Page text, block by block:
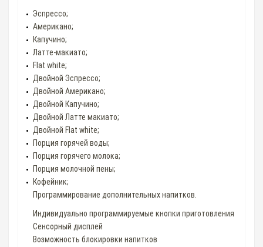
Эспрессо;
Американо;
Капучино;
Латте-макиато;
Flat white;
Двойной Эспрессо;
Двойной Американо;
Двойной Капучино;
Двойной Латте макиато;
Двойной Flat white;
Порция горячей воды;
Порция горячего молока;
Порция молочной пены;
Кофейник;
Программирование дополнительных напитков.
Индивидуально программируемые кнопки приготовления
Сенсорный дисплей
Возможность блокировки напитков